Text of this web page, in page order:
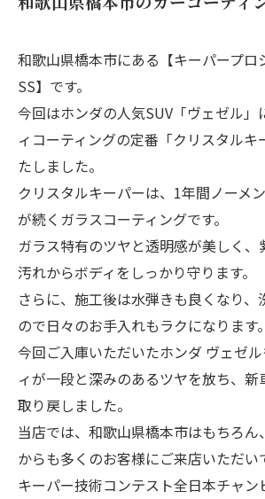
和歌山県橋本市にある【キーパープロ
SS】です。
今回はホンダの人気SUV「ヴェゼル」
ィコーティングの定番「クリスタルキ
たしました。
クリスタルキーパーは、1年間ノーメ
が続くガラスコーティングです。
ガラス特有のツヤと透明感が美しく、
汚れからボディをしっかり守ります。
さらに、施工後は水弾きも良くなり、
ので日々のお手入れもラクになります。
今回ご入庫いただいたホンダ ヴェゼ
ィが一段と深みのあるツヤを放ち、新
取り戻しました。
当店では、和歌山県橋本市はもちろん
からも多くのお客様にご来店いただい
キーパー技術コンテスト全日本チャ